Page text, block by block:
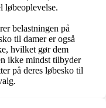
løbeoplevelse.
belastningen på
til damer er også
hvilket gør dem
ikke mindst tilbyder
på deres løbesko til